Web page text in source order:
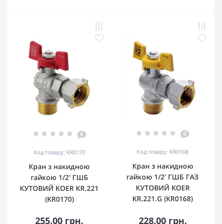
0
Код товару: KR0170
Кран з накидною
гайкою 1/2' ГШБ
КУТОВИЙ KOER KR.221
(KR0170)
255.00 грн.
0
Код товару: KR0168
Кран з накидною
гайкою 1/2' ГШБ ГАЗ
КУТОВИЙ KOER
KR.221.G (KR0168)
228.00 грн.